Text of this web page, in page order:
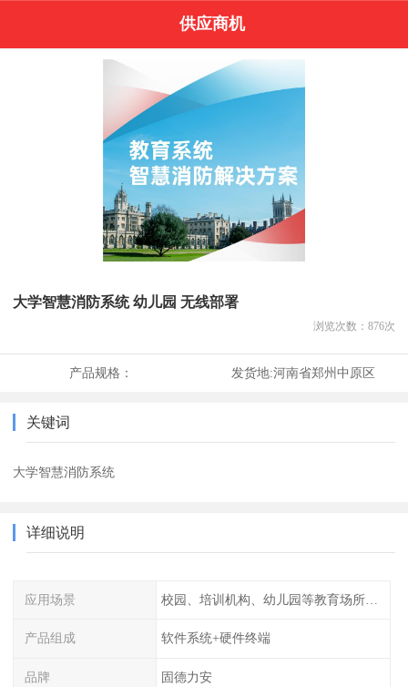
供应商机
大学智慧消防系统 幼儿园 无线部署
浏览次数： 876次
产品规格： 发货地:河南省郑州中原区
关键词
大学智慧消防系统
详细说明
应用场景 校园、培训机构、幼儿园等教育场所人员密集场所消防安全监控管理系统
产品组成 软件系统+硬件终端
品牌 固德力安